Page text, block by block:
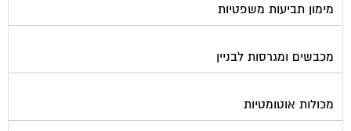
מימון תביעות משפטיות
מכבשים ומגרסות לבניין
מכולות אוטומטיות